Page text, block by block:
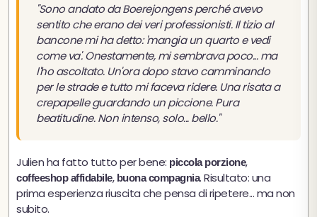
"Sono andato da Boerejongens perché avevo
sentito che erano dei veri professionisti. Il tizio al
bancone mi ha detto: 'mangia un quarto e vedi
come va'. Onestamente, mi sembrava poco... ma
l'ho ascoltato. Un'ora dopo stavo camminando
per le strade e tutto mi faceva ridere. Una risata a
crepapelle guardando un piccione. Pura
beatitudine. Non intenso, solo... bello."
Julien ha fatto tutto per bene: piccola porzione,
coffeeshop affidabile, buona compagnia. Risultato: una
prima esperienza riuscita che pensa di ripetere... ma non
subito.